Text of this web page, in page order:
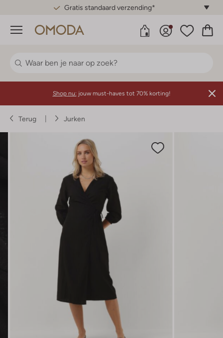
Gratis standaard verzending*
Menu
Shop nu: jouw must-haves tot 70% korting!
Terug Jurken